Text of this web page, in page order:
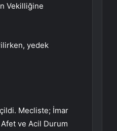
Vekilliğine
yedek
Mecliste; İmar
Afet ve Acil Durum